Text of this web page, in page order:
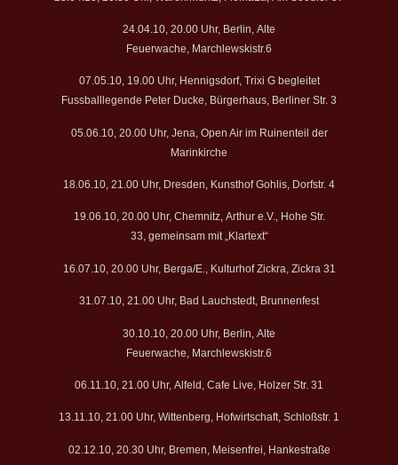
24.04.10, 20.00 Uhr, Berlin, Alte
Feuerwache, Marchlewskistr.6
07.05.10, 19.00 Uhr, Hennigsdorf, Trixi G begleitet
Fussballlegende Peter Ducke, Bürgerhaus, Berliner Str. 3
05.06.10, 20.00 Uhr, Jena, Open Air im Ruinenteil der
Marinkirche
18.06.10, 21.00 Uhr, Dresden, Kunsthof Gohlis, Dorfstr. 4
19.06.10, 20.00 Uhr, Chemnitz, Arthur e.V., Hohe Str.
33, gemeinsam mit „Klartext“
16.07.10, 20.00 Uhr, Berga/E., Kulturhof Zickra, Zickra 31
31.07.10, 21.00 Uhr, Bad Lauchstedt, Brunnenfest
30.10.10, 20.00 Uhr, Berlin, Alte
Feuerwache, Marchlewskistr.6
06.11.10, 21.00 Uhr, Alfeld, Cafe Live, Holzer Str. 31
13.11.10, 21.00 Uhr, Wittenberg, Hofwirtschaft, Schloßstr. 1
02.12.10, 20.30 Uhr, Bremen, Meisenfrei, Hankestraße